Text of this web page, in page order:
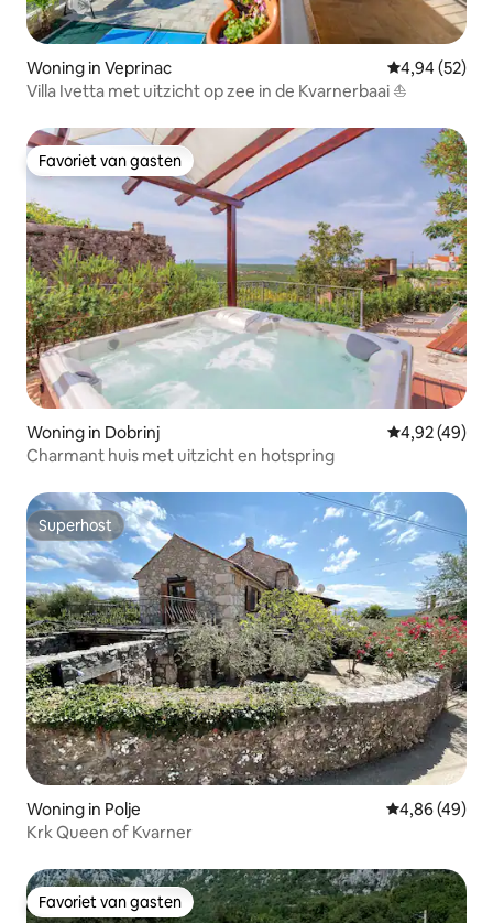
Woning in Veprinac Gemiddelde
4,94 (52)
Villa Ivetta met uitzicht op zee in de Kvarnerbaai ⛵
Favoriet van gasten
Favoriet van gasten
Woning in Dobrinj Gemiddelde
4,92 (49)
Charmant huis met uitzicht en hotspring
Superhost
Superhost
Woning in Polje Gemiddelde
4,86 (49)
Krk Queen of Kvarner
Favoriet van gasten
Favoriet van gasten